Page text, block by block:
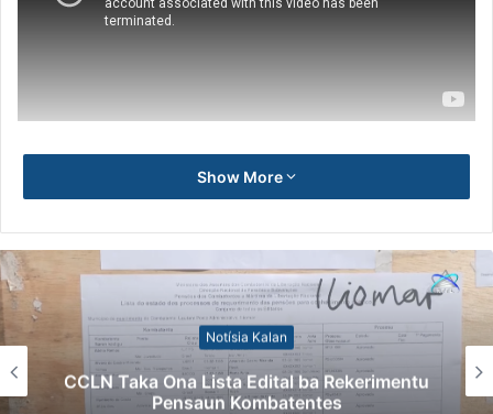
Show More
Notísia Kalan
Ona Lista Edital ba Rekerimentu
Pensaun Kombatentes
Kazu